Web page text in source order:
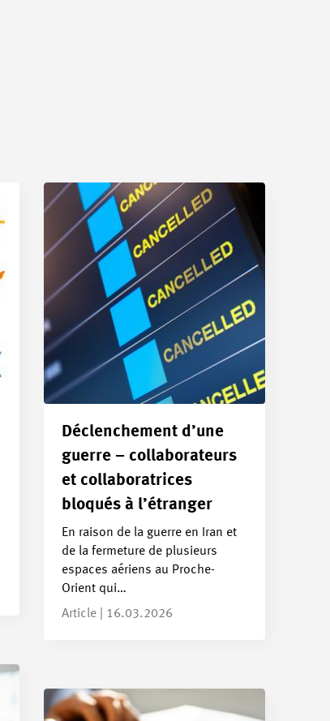
Déclenchement d’une
guerre – collaborateurs
et collaboratrices
bloqués à l’étranger
En raison de la guerre en Iran et
de la fermeture de plusieurs
espaces aériens au Proche-
Orient qui…
Article | 16.03.2026